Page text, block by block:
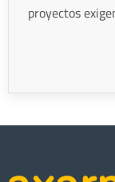
proyectos